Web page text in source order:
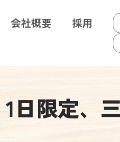
会社概要 採用
日限定、